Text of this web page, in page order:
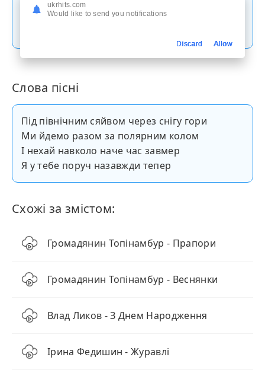
Слова пісні
Під північним сяйвом через снігу гори
Ми йдемо разом за полярним колом
І нехай навколо наче час завмер
Я у тебе поруч назавжди тепер
Схожі за змістом:
Громадянин Топінамбур - Прапори
Громадянин Топінамбур - Веснянки
Влад Ликов - З Днем Народження
Ірина Федишин - Журавлі
ukrhits.com
Would like to send you notifications
Discard Allow